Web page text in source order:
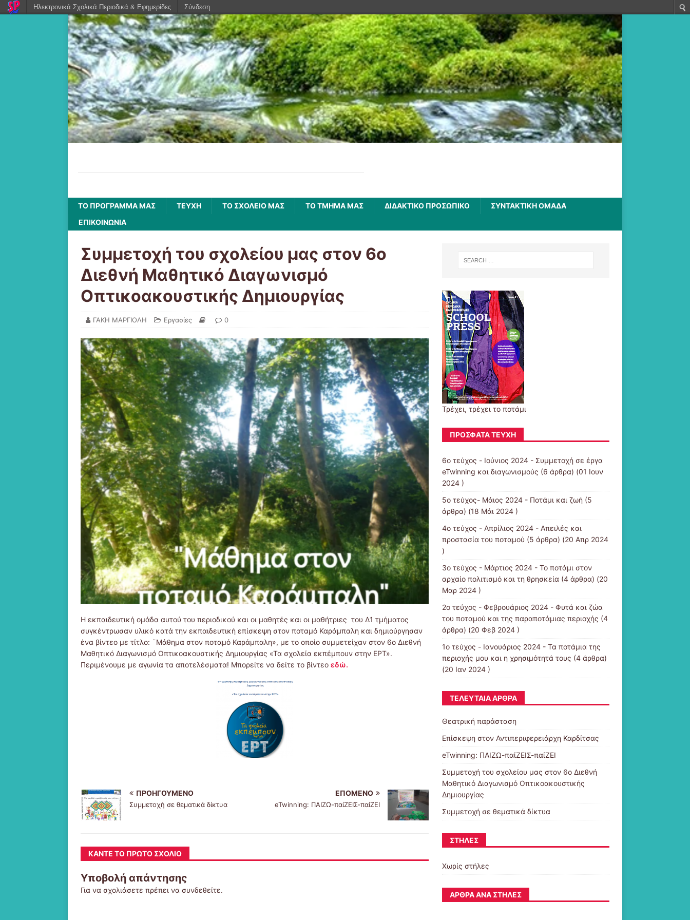
ΤΟ ΠΡΌΓΡΑΜΜΆ ΜΑΣ ΤΕΥΧΗ ΤΟ ΣΧΟΛΕΙΟ ΜΑΣ ΤΟ ΤΜΉΜΑ ΜΑΣ ΔΙΔΑΚΤΙΚΟ ΠΡΟΣΩΠΙΚΟ
ΣΥΝΤΑΚΤΙΚΗ ΟΜΑΔΑ
ΕΠΙΚΟΙΝΩΝΙΑ
Συμμετοχή του σχολείου μας στον 6ο
Διεθνή Μαθητικό Διαγωνισμό
Οπτικοακουστικής Δημιουργίας
ΓΑΚΗ ΜΑΡΓΙΟΛΗ Εργασίες 0
Η εκπαιδευτική ομάδα αυτού του περιοδικού και οι μαθητές και οι μαθήτριες του Δ1 τμήματος
συγκέντρωσαν υλικό κατά την εκπαιδευτική επίσκεψη στον ποταμό Καράμπαλη και δημιούργησαν
ένα βίντεο με τίτλο: ¨Μάθημα στον ποταμό Καράμπαλη», με το οποίο συμμετείχαν στον 6ο Διεθνή
Μαθητικό Διαγωνισμό Οπτικοακουστικής Δημιουργίας «Τα σχολεία εκπέμπουν στην ΕΡΤ».
Περιμένουμε με αγωνία τα αποτελέσματα! Μπορείτε να δείτε το βίντεο εδώ.
ΠΡΟΗΓΟΎΜΕΝΟ
Συμμετοχή σε θεματικά δίκτυα
ΕΠΌΜΕΝΟ
eTwinning: ΠΑΙΖΩ-παίΖΕΙΣ-παίΖΕΙ
ΚΆΝΤΕ ΤΟ ΠΡΏΤΟ ΣΧΌΛΙΟ
Υποβολή απάντησης
Για να σχολιάσετε πρέπει να συνδεθείτε.
Τρέχει, τρέχει το ποτάμι
ΠΡΌΣΦΑΤΑ ΤΕΎΧΗ
6ο τεύχος - Ιούνιος 2024 - Συμμετοχή σε έργα
eTwinning και διαγωνισμούς (6 άρθρα) (01 Ιουν
2024 )
5ο τεύχος- Μάιος 2024 - Ποτάμι και ζωή (5
άρθρα) (18 Μάι 2024 )
4ο τεύχος - Απρίλιος 2024 - Απειλές και
προστασία του ποταμού (5 άρθρα) (20 Απρ 2024
)
3ο τεύχος - Μάρτιος 2024 - Το ποτάμι στον
αρχαίο πολιτισμό και τη θρησκεία (4 άρθρα) (20
Μαρ 2024 )
2ο τεύχος - Φεβρουάριος 2024 - Φυτά και ζώα
του ποταμού και της παραποτάμιας περιοχής (4
άρθρα) (20 Φεβ 2024 )
1ο τεύχος - Ιανουάριος 2024 - Τα ποτάμια της
περιοχής μου και η χρησιμότητά τους (4 άρθρα)
(20 Ιαν 2024 )
ΤΕΛΕΥΤΑΊΑ ΆΡΘΡΑ
Θεατρική παράσταση
Επίσκεψη στον Αντιπεριφερειάρχη Καρδίτσας
eTwinning: ΠΑΙΖΩ-παίΖΕΙΣ-παίΖΕΙ
Συμμετοχή του σχολείου μας στον 6ο Διεθνή
Μαθητικό Διαγωνισμό Οπτικοακουστικής
Δημιουργίας
Συμμετοχή σε θεματικά δίκτυα
ΣΤΉΛΕΣ
Χωρίς στήλες
ΆΡΘΡΑ ΑΝΆ ΣΤΉΛΕΣ
Ηλεκτρονικά Σχολικά Περιοδικά & Εφημερίδες Σύνδεση